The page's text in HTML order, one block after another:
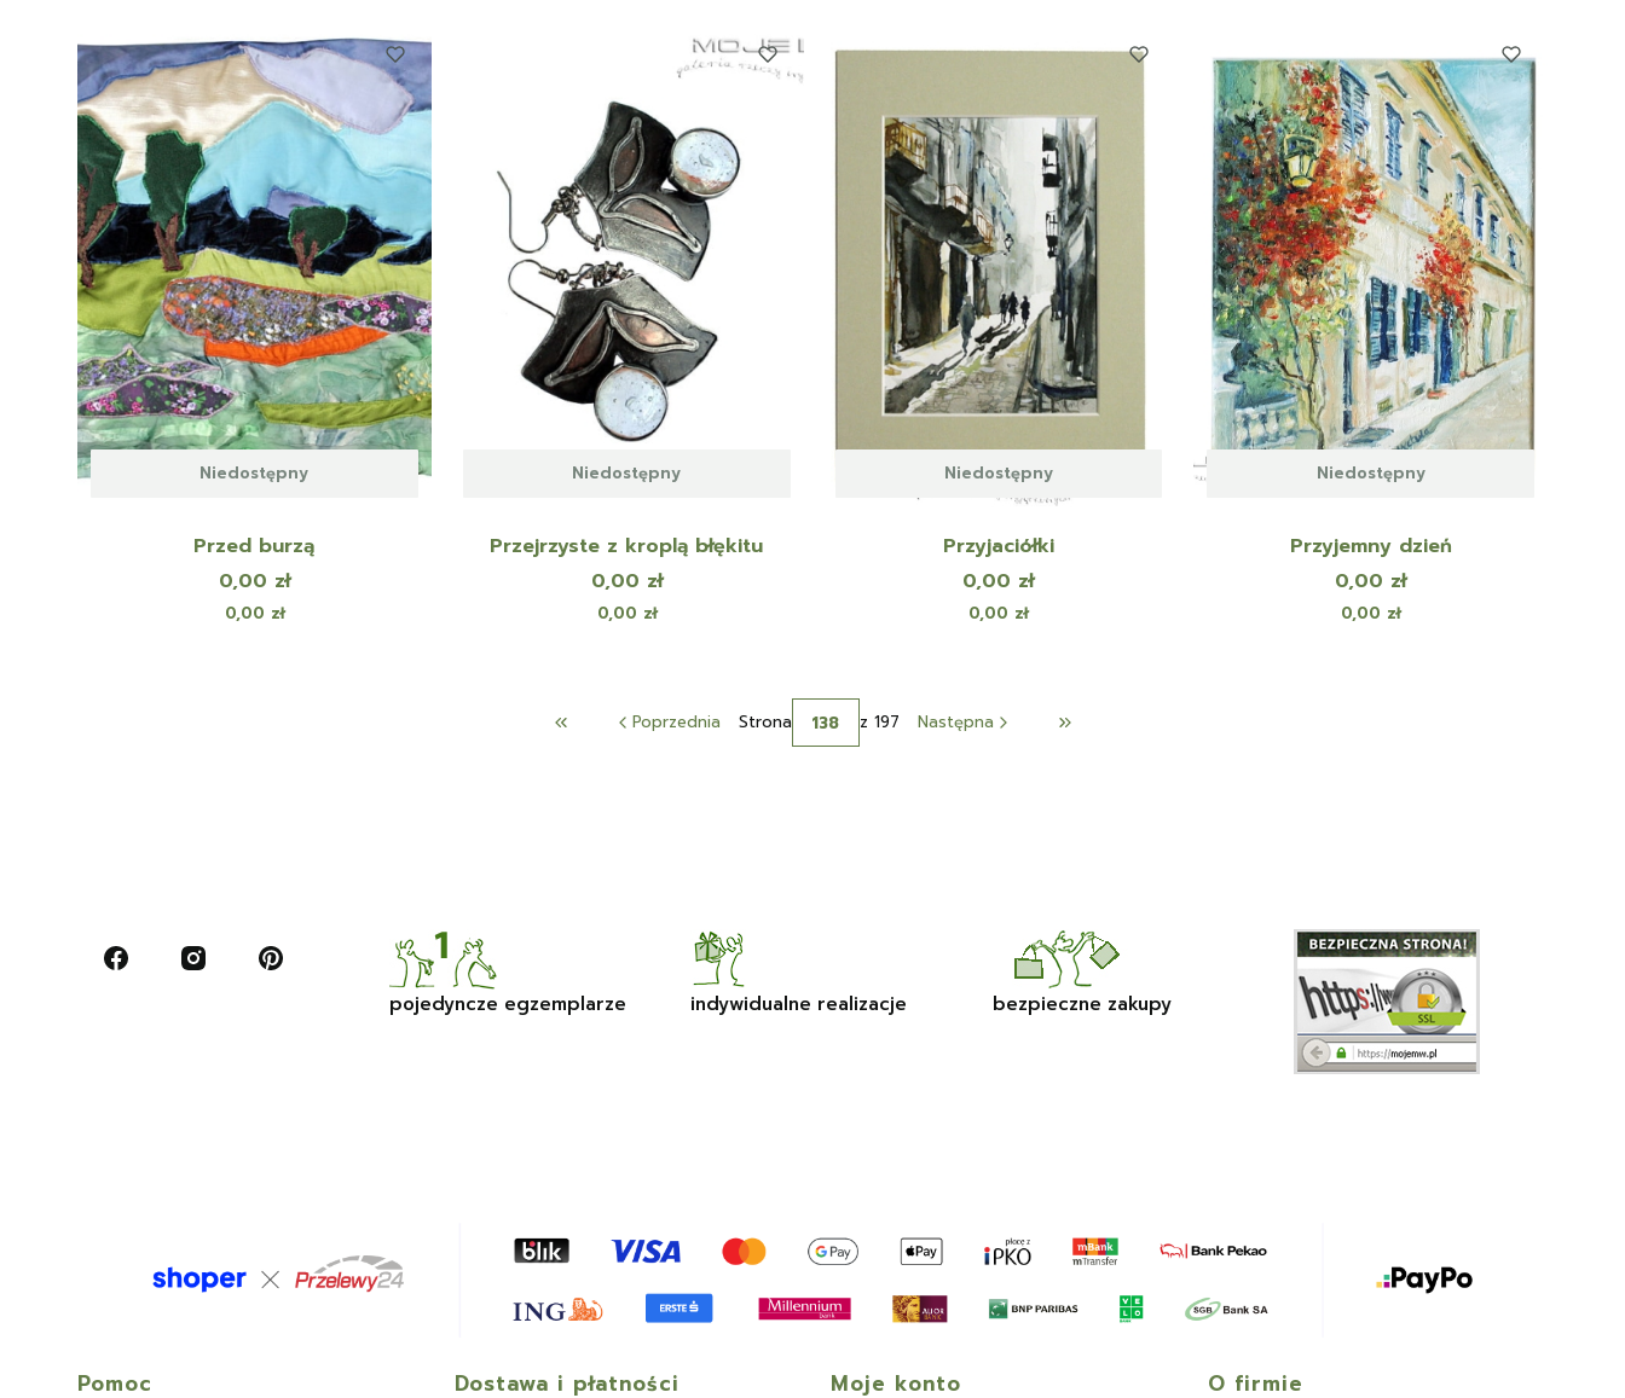
Niedostępny
Przed burzą
Cena
0,00 zł
Cena
0,00 zł
Niedostępny
Przejrzyste z kroplą błękitu
Cena
0,00 zł
Cena
0,00 zł
Niedostępny
Przyjaciółki
Cena
0,00 zł
Cena
0,00 zł
Niedostępny
Przyjemny dzień
Cena
0,00 zł
Cena
0,00 zł
Wróć do pierwszej strony z produktami
Poprzednia Strona z 197 Następna Przejdź do ostatniej strony z produktami
pojedyncze egzemplarze indywidualne realizacje bezpieczne zakupy
Pomoc Dostawa i płatności Moje konto O firmie